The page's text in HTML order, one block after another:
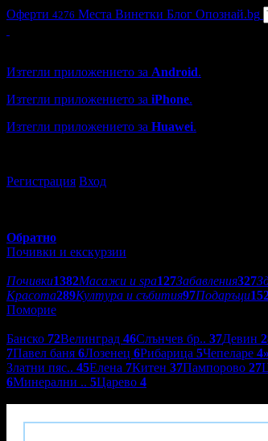
Оферти 4276 Места Винетки Блог Опознай.bg
Изтегли приложението за Android.
Изтегли приложението за iPhone.
Изтегли приложението за Huawei.
Регистрация Вход
Обратно
Почивки и екскурзии
Почивки1382Масажи и spa127Забавления327
Красота289Култура и събития97Подаръци
Поморие
Банско 72Велинград 46Слънчев бр.. 37Девин
7Павел баня 6Лозенец 6Рибарица 5Чепеларе 4»
Златни пяс.. 45Елена 7Китен 37Пампорово 27
6Минерални .. 5Царево 4